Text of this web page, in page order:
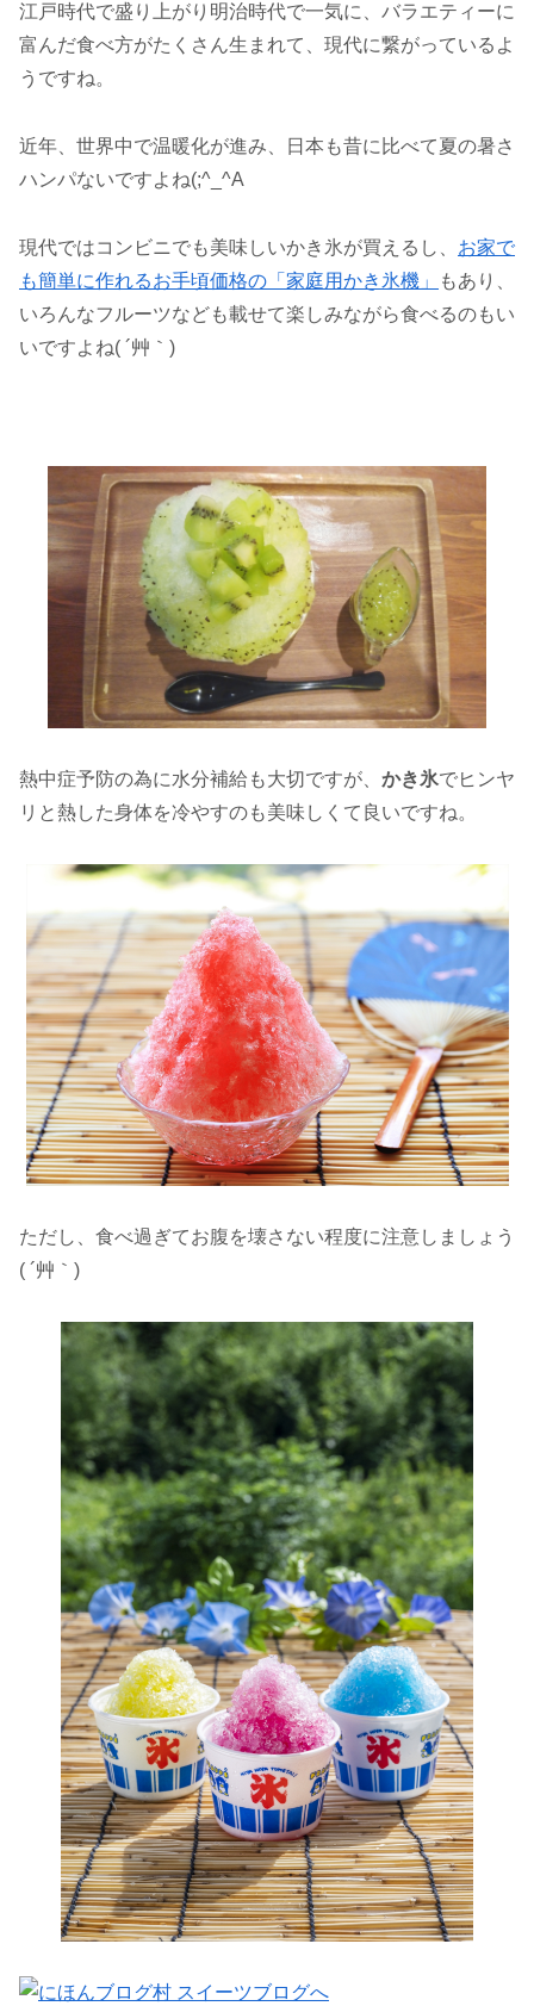
江戸時代で盛り上がり明治時代で一気に、バラエティーに
富んだ食べ方がたくさん生まれて、現代に繋がっているよ
うですね。
近年、世界中で温暖化が進み、日本も昔に比べて夏の暑さ
ハンパないですよね(;^_^A
現代ではコンビニでも美味しいかき氷が買えるし、 お家で
も簡単に作れるお手頃価格の「家庭用かき氷機」
もあり、
いろんなフルーツなども載せて楽しみながら食べるのもい
いですよね( ´艸｀)
熱中症予防の為に水分補給も大切ですが、 かき氷でヒンヤ
リと熱した身体を冷やすのも美味しくて良いですね。
ただし、食べ過ぎてお腹を壊さない程度に注意しましょう
( ´艸｀)